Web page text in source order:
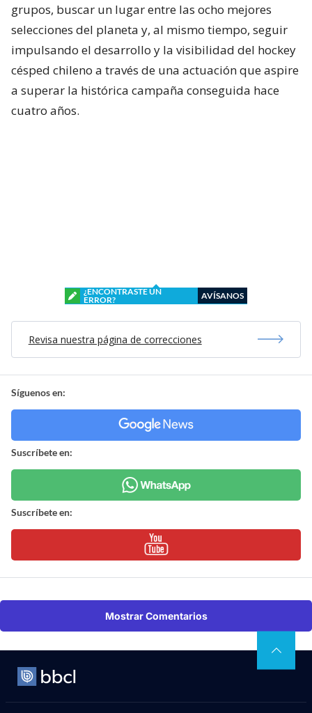
grupos, buscar un lugar entre las ocho mejores
selecciones del planeta y, al mismo tiempo, seguir
impulsando el desarrollo y la visibilidad del hockey
césped chileno a través de una actuación que aspire
a superar la histórica campaña conseguida hace
cuatro años.
¿ENCONTRASTE UN
ERROR?
AVÍSANOS
Revisa nuestra página de correcciones
Síguenos en:
Suscríbete en:
Suscríbete en:
Mostrar Comentarios